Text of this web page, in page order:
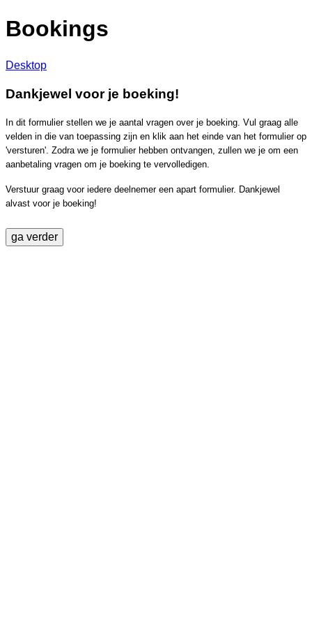
Bookings
Desktop
Dankjewel voor je boeking!
In dit formulier stellen we je aantal vragen over je boeking. Vul graag alle
velden in die van toepassing zijn en klik aan het einde van het formulier op
'versturen'. Zodra we je formulier hebben ontvangen, zullen we je om een
aanbetaling vragen om je boeking te vervolledigen.
Verstuur graag voor iedere deelnemer een apart formulier. Dankjewel
alvast voor je boeking!
ga verder